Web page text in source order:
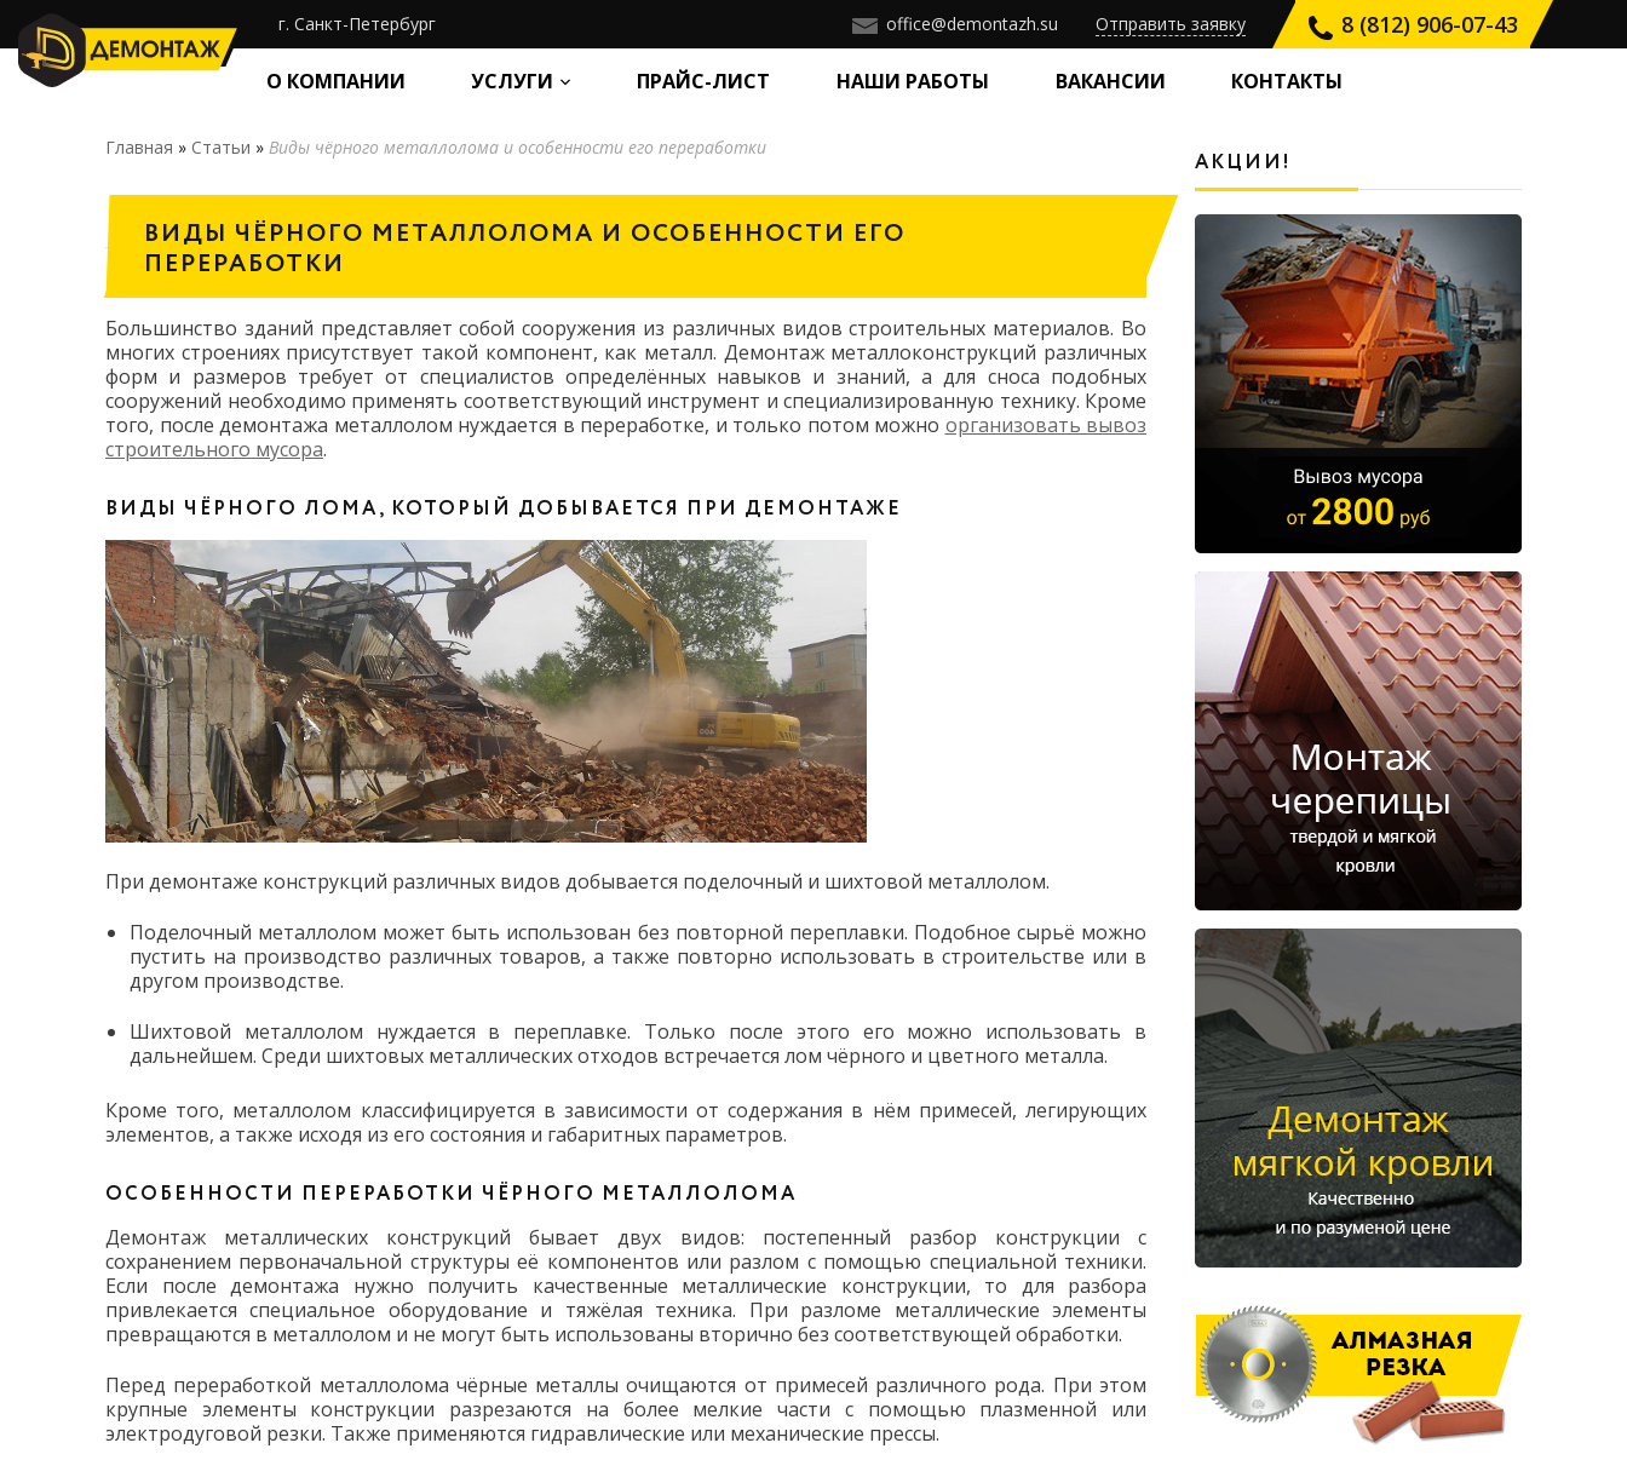
г. Санкт-Петербург office@demontazh.su Отправить заявку 8 (812) 906-07-43
О КОМПАНИИ УСЛУГИ ПРАЙС-ЛИСТ НАШИ РАБОТЫ ВАКАНСИИ КОНТАКТЫ
Главная » Статьи » Виды чёрного металлолома и особенности его переработки
ВИДЫ ЧЁРНОГО МЕТАЛЛОЛОМА И ОСОБЕННОСТИ ЕГО
ПЕРЕРАБОТКИ
Большинство зданий представляет собой сооружения из различных видов строительных материалов. Во
многих строениях присутствует такой компонент, как металл. Демонтаж металлоконструкций различных
форм и размеров требует от специалистов определённых навыков и знаний, а для сноса подобных
сооружений необходимо применять соответствующий инструмент и специализированную технику. Кроме
того, после демонтажа металлолом нуждается в переработке, и только потом можно организовать вывоз
строительного мусора.
ВИДЫ ЧЁРНОГО ЛОМА, КОТОРЫЙ ДОБЫВАЕТСЯ ПРИ ДЕМОНТАЖЕ
При демонтаже конструкций различных видов добывается поделочный и шихтовой металлолом.
Поделочный металлолом может быть использован без повторной переплавки. Подобное сырьё можно
пустить на производство различных товаров, а также повторно использовать в строительстве или в
другом производстве.
Шихтовой металлолом нуждается в переплавке. Только после этого его можно использовать в
дальнейшем. Среди шихтовых металлических отходов встречается лом чёрного и цветного металла.
Кроме того, металлолом классифицируется в зависимости от содержания в нём примесей, легирующих
элементов, а также исходя из его состояния и габаритных параметров.
ОСОБЕННОСТИ ПЕРЕРАБОТКИ ЧЁРНОГО МЕТАЛЛОЛОМА
Демонтаж металлических конструкций бывает двух видов: постепенный разбор конструкции с
сохранением первоначальной структуры её компонентов или разлом с помощью специальной техники.
Если после демонтажа нужно получить качественные металлические конструкции, то для разбора
привлекается специальное оборудование и тяжёлая техника. При разломе металлические элементы
превращаются в металлолом и не могут быть использованы вторично без соответствующей обработки.
Перед переработкой металлолома чёрные металлы очищаются от примесей различного рода. При этом
крупные элементы конструкции разрезаются на более мелкие части с помощью плазменной или
электродуговой резки. Также применяются гидравлические или механические прессы.
АКЦИИ!